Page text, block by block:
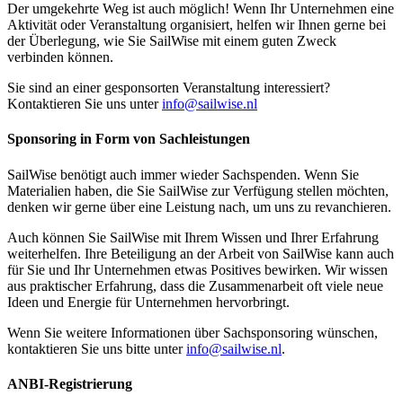
Der umgekehrte Weg ist auch möglich! Wenn Ihr Unternehmen eine
Aktivität oder Veranstaltung organisiert, helfen wir Ihnen gerne bei
der Überlegung, wie Sie SailWise mit einem guten Zweck
verbinden können.
Sie sind an einer gesponsorten Veranstaltung interessiert?
Kontaktieren Sie uns unterinfo@sailwise.nl
Sponsoring in Form von Sachleistungen
SailWise benötigt auch immer wieder Sachspenden. Wenn Sie
Materialien haben, die Sie SailWise zur Verfügung stellen möchten,
denken wir gerne über eine Leistung nach, um uns zu revanchieren.
Auch können Sie SailWise mit Ihrem Wissen und Ihrer Erfahrung
weiterhelfen. Ihre Beteiligung an der Arbeit von SailWise kann auch
für Sie und Ihr Unternehmen etwas Positives bewirken. Wir wissen
aus praktischer Erfahrung, dass die Zusammenarbeit oft viele neue
Ideen und Energie für Unternehmen hervorbringt.
Wenn Sie weitere Informationen über Sachsponsoring wünschen,
kontaktieren Sie uns bitte unterinfo@sailwise.nl.
ANBI-Registrierung